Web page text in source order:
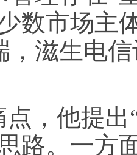
数市场主
，滋生电
，他提
路。一方